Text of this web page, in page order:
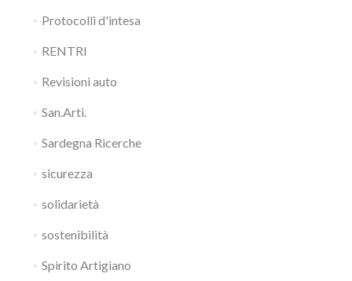
Protocolli d'intesa
RENTRI
Revisioni auto
San.Arti.
Sardegna Ricerche
sicurezza
solidarietà
sostenibilità
Spirito Artigiano